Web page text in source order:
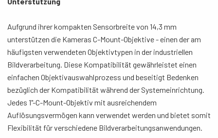
Aufgrund ihrer kompakten Sensorbreite von 14,3 mm
unterstützen die Kameras C-Mount-Objektive - einen der am
häufigsten verwendeten Objektivtypen in der industriellen
Bildverarbeitung. Diese Kompatibilität gewährleistet einen
einfachen Objektivauswahlprozess und beseitigt Bedenken
bezüglich der Kompatibilität während der Systemeinrichtung.
Jedes 1"-C-Mount-Objektiv mit ausreichendem
Auflösungsvermögen kann verwendet werden und bietet somit
Flexibilität für verschiedene Bildverarbeitungsanwendungen.